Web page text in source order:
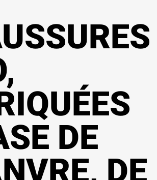
DE
DE